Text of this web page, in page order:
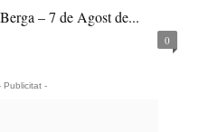
– 7 de Agost de...
0
Publicitat -